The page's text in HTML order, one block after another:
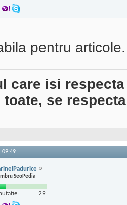
pentru articole.
care isi
toate, se
09:49
SeoPedia
29